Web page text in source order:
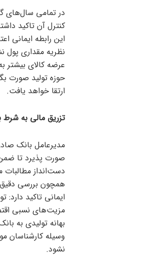
در تمامی سال‌های
کنترل آن تاکید
این رابطه ایمانی
نظریه مقداری پول
عرضه کالای بیشتر
حوزه تولید صورت
ارتقا خواهد یافت.
تزریق مالی به
مدیرعامل بانک
صورت پذیرد تا ضمن
دست‌انداز مطالبات
همچون بررسی دقیق
ایمانی تاکید
مزیت‌های نسبی
بهانه تولیدی به
وسیله کارشناسان
نشود.